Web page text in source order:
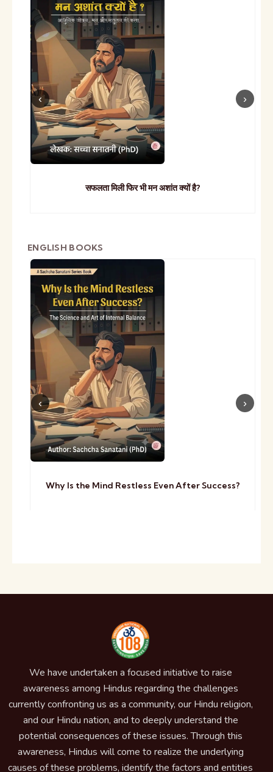
सफलता मिली फिर भी मन अशांत क्यों है?
ENGLISH BOOKS
Why Is the Mind Restless Even After Success?
We have undertaken a focused initiative to raise
awareness among Hindus regarding the challenges
currently confronting us as a community, our Hindu religion,
and our Hindu nation, and to deeply understand the
potential consequences of these issues. Through this
awareness, Hindus will come to realize the underlying
causes of these problems, identify the factors and entities